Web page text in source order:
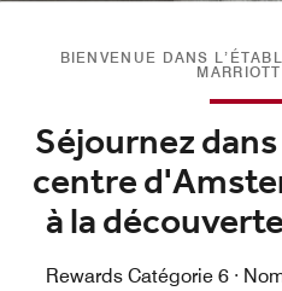
BIENVENUE DANS
Séjournez
centre
à la
Rewards Catégorie 6 ·